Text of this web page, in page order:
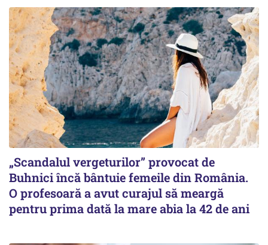
„Scandalul vergeturilor” provocat de
Buhnici încă bântuie femeile din România.
O profesoară a avut curajul să meargă
pentru prima dată la mare abia la 42 de ani